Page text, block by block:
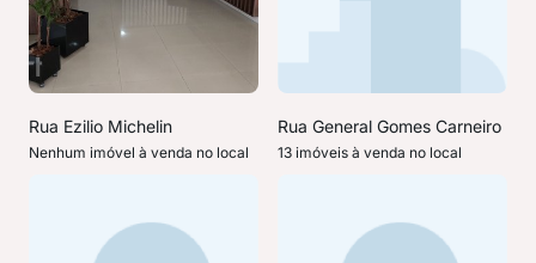
Rua Ezilio Michelin
Nenhum imóvel à venda no local
Rua General Gomes Carneiro
13 imóveis à venda no local